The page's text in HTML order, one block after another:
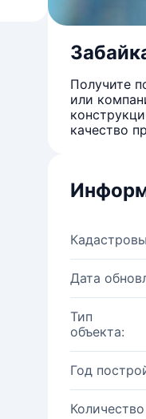
Получите
или
качество
Дата
Тип
объекта:
Год